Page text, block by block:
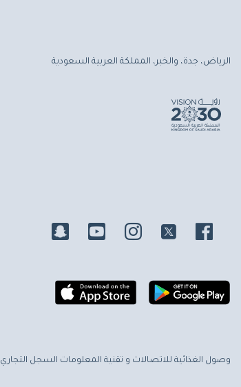
الرياض، جدة، والخبر، المملكة العربية السعودية
وصول الغذائية للاتصالات و تقنية المعلومات السجل التجاري رقم